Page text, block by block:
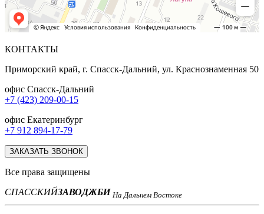
КОНТАКТЫ
Приморский край, г. Спасск-Дальний, ул. Краснознаменная 50
офис Спасск-Дальний
+7 (423) 209-00-15
офис Екатеринбург
+7 912 894-17-79
ЗАКАЗАТЬ ЗВОНОК
Все права защищены
СПАССКИЙЗАВОДЖБИ На Дальнем Востоке